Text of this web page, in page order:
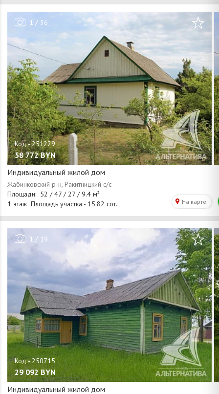
1 / 36
58 772 BYN
Индивидуальный жилой дом
1 / 19
29 092 BYN
Индивидуальный жилой дом